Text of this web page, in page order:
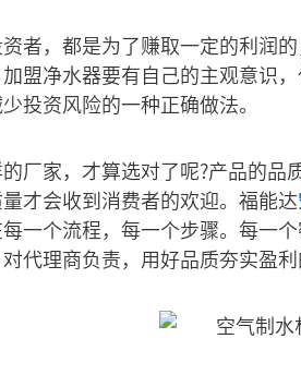
者，都是为了赚取一定的利润
盟净水器要有自己的主观意识
投资风险的一种正确做法。
厂家，才算选对了呢?产品的
才会收到消费者的欢迎。福能达
一个流程，每一个步骤。每一
代理商负责，用好品质夯实盈利